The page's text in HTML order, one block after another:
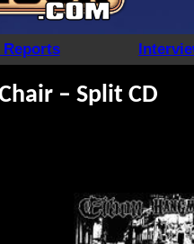
Reports
– Split CD